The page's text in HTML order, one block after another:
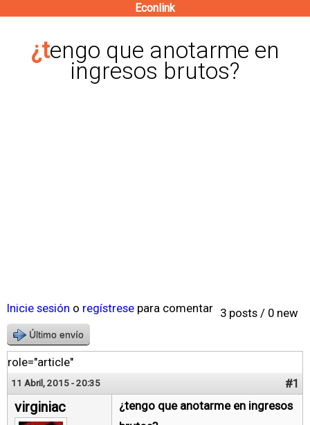
contenido
principal
Econlink
¿tengo que anotarme en
ingresos brutos?
3 posts / 0 new
Inicie sesión o regístrese para comentar
Último envío
role="article"
11 Abril, 2015 - 20:35 #1
virginiac
¿tengo que anotarme en ingresos